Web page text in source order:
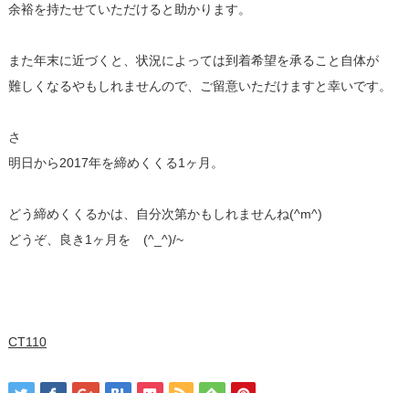
余裕を持たせていただけると助かります。
また年末に近づくと、状況によっては到着希望を承ること自体が
難しくなるやもしれませんので、ご留意いただけますと幸いです。
さ
明日から2017年を締めくくる1ヶ月。
どう締めくくるかは、自分次第かもしれませんね(^m^)
どうぞ、良き1ヶ月を (^_^)/~
CT110